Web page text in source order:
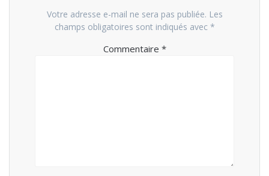
Votre adresse e-mail ne sera pas publiée. Les
champs obligatoires sont indiqués avec *
Commentaire *